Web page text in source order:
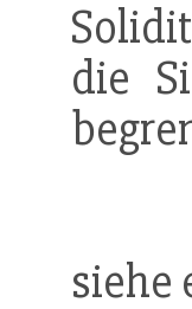
die
siehe